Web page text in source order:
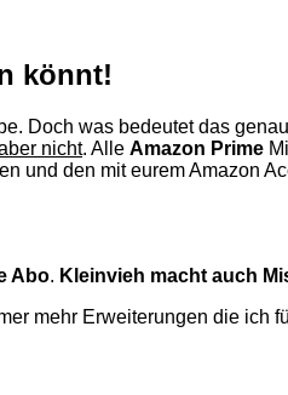
könnt!
Doch was bedeutet das
nicht. Alle Amazon Prime
und den mit eurem Amazon
Abo. Kleinvieh macht auch
mehr Erweiterungen die ich